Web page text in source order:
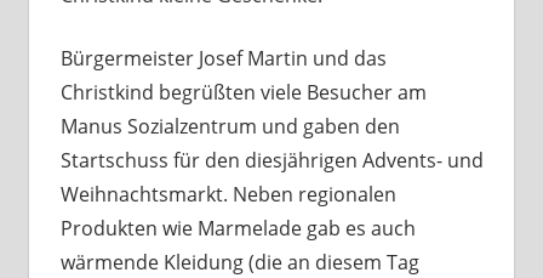
Bürgermeister Josef Martin und das
Christkind begrüßten viele Besucher am
Manus Sozialzentrum und gaben den
Startschuss für den diesjährigen Advents- und
Weihnachtsmarkt. Neben regionalen
Produkten wie Marmelade gab es auch
wärmende Kleidung (die an diesem Tag